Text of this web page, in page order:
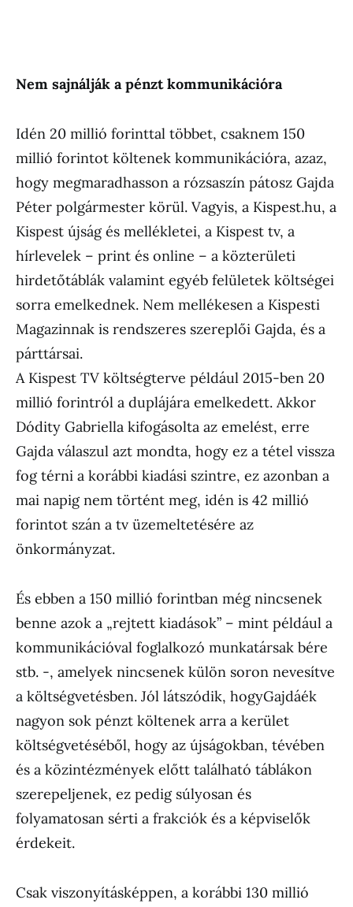
Nem sajnálják a pénzt kommunikációra
Idén 20 millió forinttal többet, csaknem 150
millió forintot költenek kommunikációra, azaz,
hogy megmaradhasson a rózsaszín pátosz Gajda
Péter polgármester körül. Vagyis, a Kispest.hu, a
Kispest újság és mellékletei, a Kispest tv, a
hírlevelek – print és online – a közterületi
hirdetőtáblák valamint egyéb felületek költségei
sorra emelkednek. Nem mellékesen a Kispesti
Magazinnak is rendszeres szereplői Gajda, és a
párttársai.
A Kispest TV költségterve például 2015-ben 20
millió forintról a duplájára emelkedett. Akkor
Dódity Gabriella kifogásolta az emelést, erre
Gajda válaszul azt mondta, hogy ez a tétel vissza
fog térni a korábbi kiadási szintre, ez azonban a
mai napig nem történt meg, idén is 42 millió
forintot szán a tv üzemeltetésére az
önkormányzat.
És ebben a 150 millió forintban még nincsenek
benne azok a „rejtett kiadások” – mint például a
kommunikációval foglalkozó munkatársak bére
stb. -, amelyek nincsenek külön soron nevesítve
a költségvetésben. Jól látszódik, hogyGajdáék
nagyon sok pénzt költenek arra a kerület
költségvetéséből, hogy az újságokban, tévében
és a közintézmények előtt található táblákon
szerepeljenek, ez pedig súlyosan és
folyamatosan sérti a frakciók és a képviselők
érdekeit.
Csak viszonyításképpen, a korábbi 130 millió